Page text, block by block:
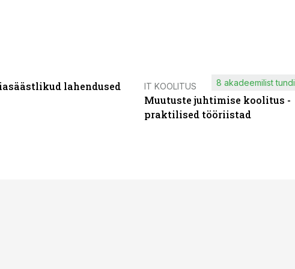
lahendused IT KOOLITUS
Muutuste juhtimise koolitus -
praktilised tööriistad
8 akadeemilist tundi